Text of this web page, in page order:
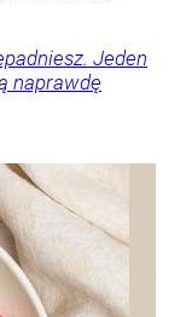
Jeden
naprawdę